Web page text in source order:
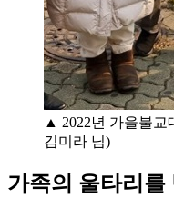
▲ 2022년 가을불교
김미라 님)
가족의 울타리를